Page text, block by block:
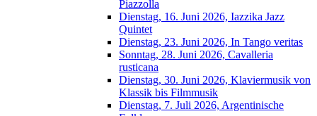
Piazzolla
Dienstag, 16. Juni 2026, Iazzika Jazz
Quintet
Dienstag, 23. Juni 2026, In Tango veritas
Sonntag, 28. Juni 2026, Cavalleria
rusticana
Dienstag, 30. Juni 2026, Klaviermusik von
Klassik bis Filmmusik
Dienstag, 7. Juli 2026, Argentinische